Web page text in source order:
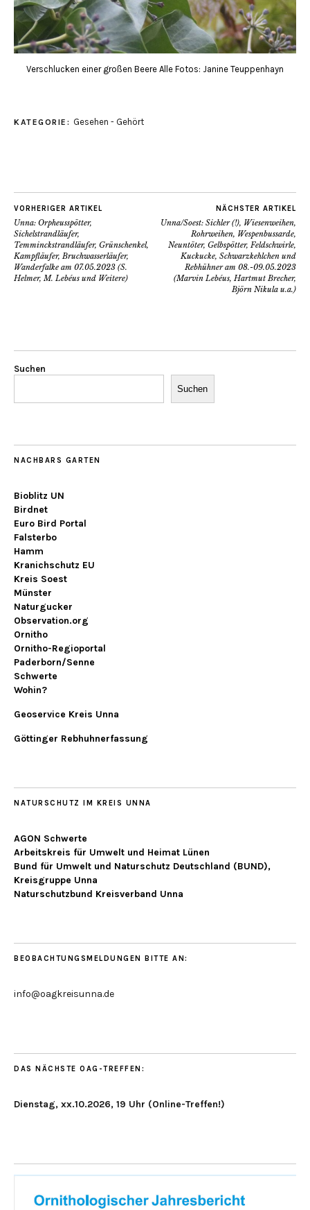
Verschlucken einer großen Beere Alle Fotos: Janine Teuppenhayn
KATEGORIE: Gesehen - Gehört
VORHERIGER ARTIKEL
Unna: Orpheusspötter,
Sichelstrandläufer,
Temminckstrandläufer, Grünschenkel,
Kampfläufer, Bruchwasserläufer,
Wanderfalke am 07.05.2023 (S.
Helmer, M. Lebéus und Weitere)
NÄCHSTER ARTIKEL
Unna/Soest: Sichler (!), Wiesenweihen,
Rohrweihen, Wespenbussarde,
Neuntöter, Gelbspötter, Feldschwirle,
Kuckucke, Schwarzkehlchen und
Rebhühner am 08.-09.05.2023
(Marvin Lebéus, Hartmut Brecher,
Björn Nikula u.a.)
Suchen
Suchen
NACHBARS GARTEN
Bioblitz UN
Birdnet
Euro Bird Portal
Falsterbo
Hamm
Kranichschutz EU
Kreis Soest
Münster
Naturgucker
Observation.org
Ornitho
Ornitho-Regioportal
Paderborn/Senne
Schwerte
Wohin?
Geoservice Kreis Unna
Göttinger Rebhuhnerfassung
NATURSCHUTZ IM KREIS UNNA
AGON Schwerte
Arbeitskreis für Umwelt und Heimat Lünen
Bund für Umwelt und Naturschutz Deutschland (BUND),
Kreisgruppe Unna
Naturschutzbund Kreisverband Unna
BEOBACHTUNGSMELDUNGEN BITTE AN:
info@oagkreisunna.de
DAS NÄCHSTE OAG-TREFFEN:
Dienstag, xx.10.2026, 19 Uhr (Online-Treffen!)